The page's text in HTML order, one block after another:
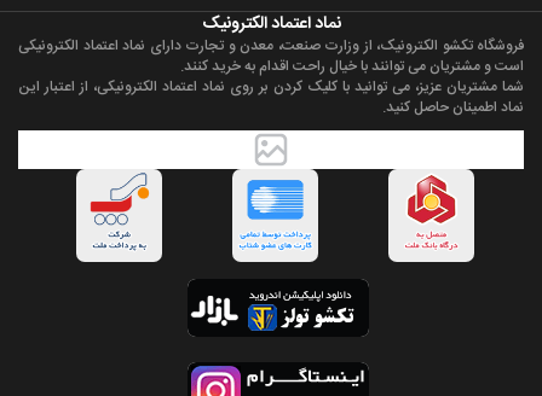
نماد اعتماد الکترونیک
فروشگاه تکشو الکترونیک، از وزارت صنعت، معدن و تجارت دارای نماد اعتماد الکترونیکی
است و مشتریان می توانند با خیال راحت اقدام به خرید کنند.
شما مشتریان عزیز، می توانید با کلیک کردن بر روی نماد اعتماد الکترونیکی، از اعتبار این
نماد اطمینان حاصل کنید.